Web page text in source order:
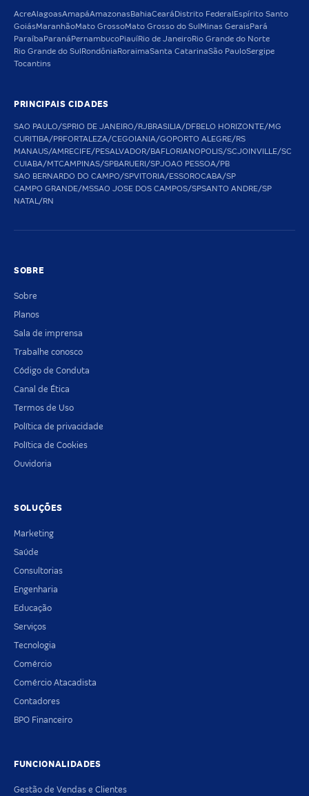
AcreAlagoasAmapáAmazonas BahiaCeará Distrito Federal Espírito Santo
GoiásMaranhãoMato GrossoMato Grosso do Sul Minas Gerais Pará
Paraíba Paraná PernambucoPiauíRio de JaneiroRio Grande do Norte
Rio Grande do Sul Rondônia RoraimaSanta CatarinaSão PauloSergipe
Tocantins
PRINCIPAIS CIDADES
SAO PAULO/SPRIO DE JANEIRO/RJBRASILIA/DFBELO HORIZONTE/MG
CURITIBA/PRFORTALEZA/CEGOIANIA/GOPORTO ALEGRE/RS
MANAUS/AMRECIFE/PESALVADOR/BAFLORIANOPOLIS/SCJOINVILLE/SC
CUIABA/MTCAMPINAS/SPBARUERI/SPJOAO PESSOA/PB
SAO BERNARDO DO CAMPO/SPVITORIA/ESSOROCABA/SP
CAMPO GRANDE/MSSAO JOSE DOS CAMPOS/SPSANTO ANDRE/SP
NATAL/RN
SOBRE
Sobre
Planos
Sala de imprensa
Trabalhe conosco
Código de Conduta
Canal de Ética
Termos de Uso
Política de privacidade
Política de Cookies
Ouvidoria
SOLUÇÕES
Marketing
Saúde
Consultorias
Engenharia
Educação
Serviços
Tecnologia
Comércio
Comércio Atacadista
Contadores
BPO Financeiro
FUNCIONALIDADES
Gestão de Vendas e Clientes